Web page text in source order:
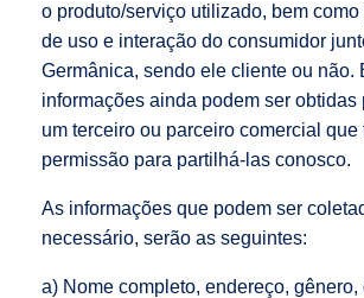
o produto/serviço utilizado, bem
de uso e interação do consumidor
Germânica, sendo ele cliente ou não.
informações ainda podem ser obtidas
um terceiro ou parceiro comercial que
permissão para partilhá-las conosco.
As informações que podem ser
necessário, serão as seguintes:
a) Nome completo, endereço, gênero,